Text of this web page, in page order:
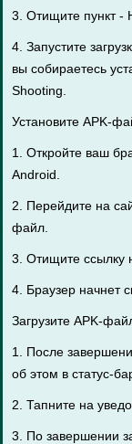
3. Отищите пункт -
4. Запустите
вы собираетесь
Shooting.
Установите APK-
1. Откройте ваш
Android.
2. Перейдите на
файл.
3. Отищите ссылку
4. Браузер начнет
Загрузите APK-
1. После
об этом в статус-
2. Тапните на
3. По завершении